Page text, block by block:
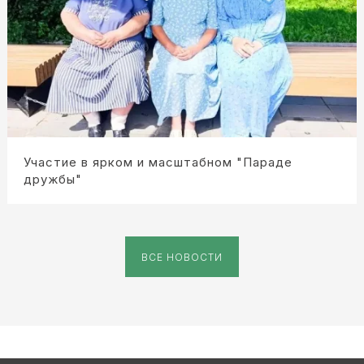
Участие в ярком и масштабном "Параде
дружбы"
ВСЕ НОВОСТИ